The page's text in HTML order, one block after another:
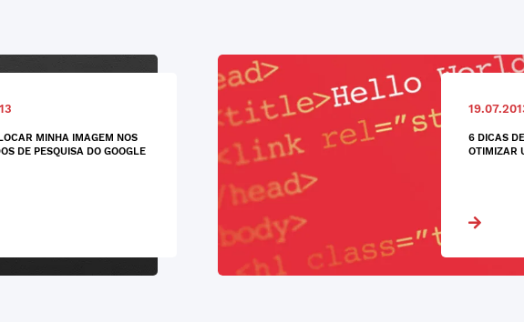
MINHA IMAGEM NOS
DE PESQUISA DO GOOGLE
6 DICAS
OTIMIZAR